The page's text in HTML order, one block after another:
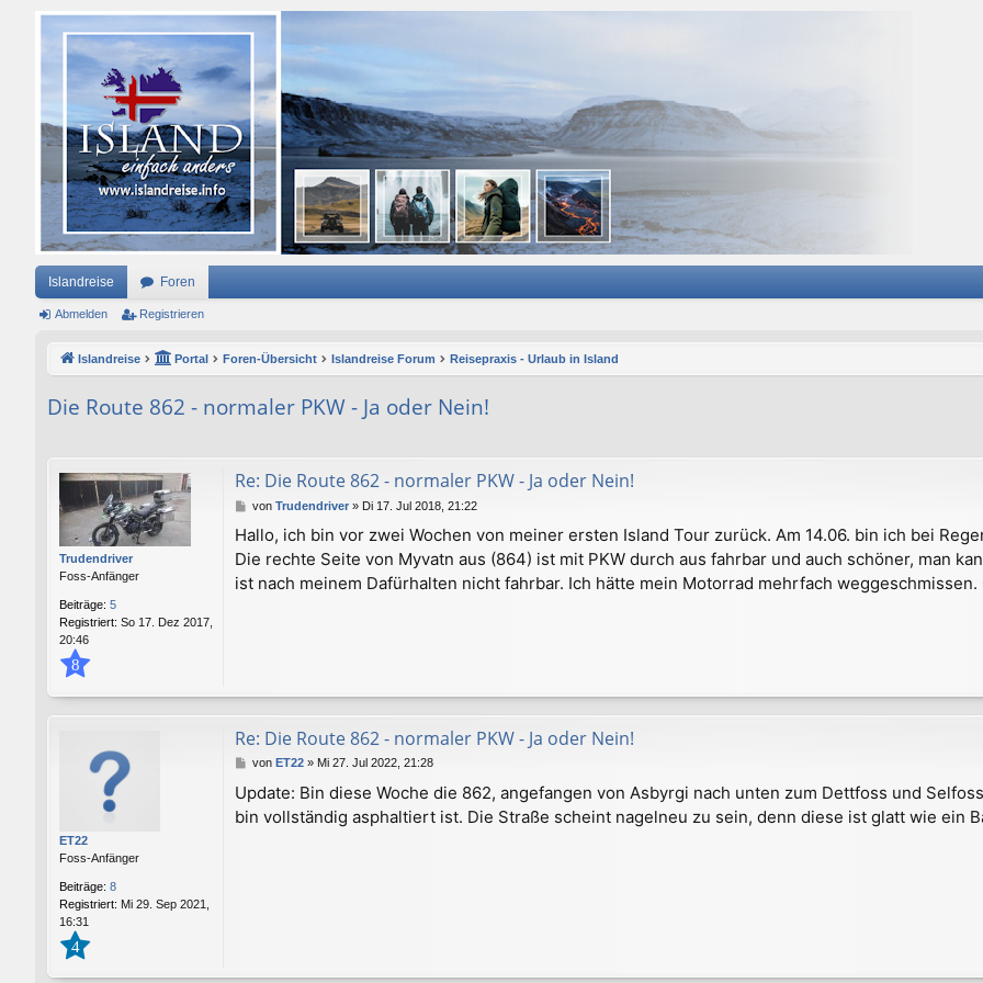
Islandreise Foren
Abmelden Registrieren
Islandreise Portal Foren-Übersicht Islandreise Forum Reisepraxis - Urlaub in Island
Die Route 862 - normaler PKW - Ja oder Nein!
Trudendriver
Foss-Anfänger
Beiträge: 5
Registriert: So 17. Dez 2017,
20:46
8
Re: Die Route 862 - normaler PKW - Ja oder Nein!
B
i
t
r
a
von Trudendriver» Di 17. Jul 2018, 21:22
Hallo, ich bin vor zwei Wochen von meiner ersten Island Tour zurück. Am 14.06. bin ich bei
Die rechte Seite von Myvatn aus (864) ist mit PKW durch aus fahrbar und auch schöner, man
ist nach meinem Dafürhalten nicht fahrbar. Ich hätte mein Motorrad mehrfach weggeschmissen.
ET22
Foss-Anfänger
Beiträge: 8
Registriert: Mi 29. Sep 2021,
16:31
4
Re: Die Route 862 - normaler PKW - Ja oder Nein!
B
i
t
von ET22» Mi 27. Jul 2022, 21:28
Update: Bin diese Woche die 862, angefangen von Asbyrgi nach unten zum Dettfoss und
bin vollständig asphaltiert ist. Die Straße scheint nagelneu zu sein, denn diese ist glatt wie ein